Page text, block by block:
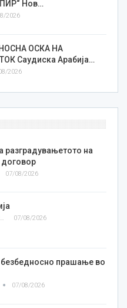
Нов…
2026
ОСКА НА
Саудиска Арабија…
2026
разградувањетото на
07/08/2026
Златко Теодосиевски 07/08/2026
прашање во
07/08/2026